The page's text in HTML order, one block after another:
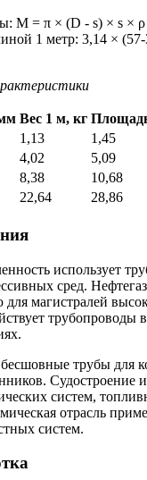
M = π × (D - s) × s ×
1 метр: 3,14 ×
Вес 1 м, кг
1,13
1,45
4,02
5,09
8,38
10,68
22,64 28,86
использует
сред.
магистралей
трубопроводы
трубы для
Судостроение
систем,
отрасль
систем.